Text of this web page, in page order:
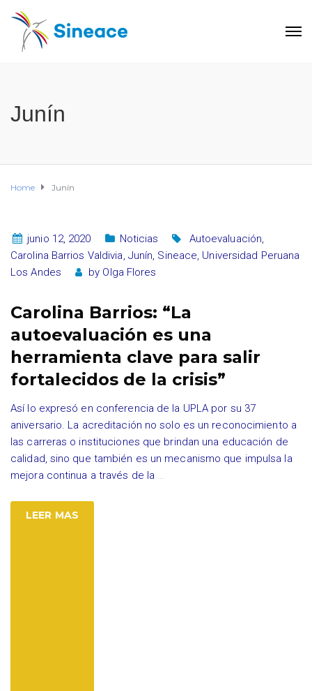
Junín
Home Junín
junio 12, 2020 Noticias Autoevaluación,
Carolina Barrios Valdivia, Junín, Sineace, Universidad Peruana
Los Andes
by Olga Flores
Carolina Barrios: “La
autoevaluación es una
herramienta clave para salir
fortalecidos de la crisis”
Así lo expresó en conferencia de la UPLA por su 37
aniversario. La acreditación no solo es un reconocimiento a
las carreras o instituciones que brindan una educación de
calidad, sino que también es un mecanismo que impulsa la
mejora continua a través de la …
LEER MAS